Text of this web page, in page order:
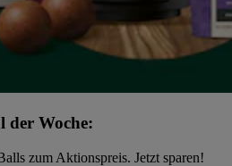
der Woche:
zum Aktionspreis. Jetzt sparen!